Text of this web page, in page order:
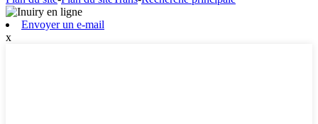
Envoyer un e-mail
x